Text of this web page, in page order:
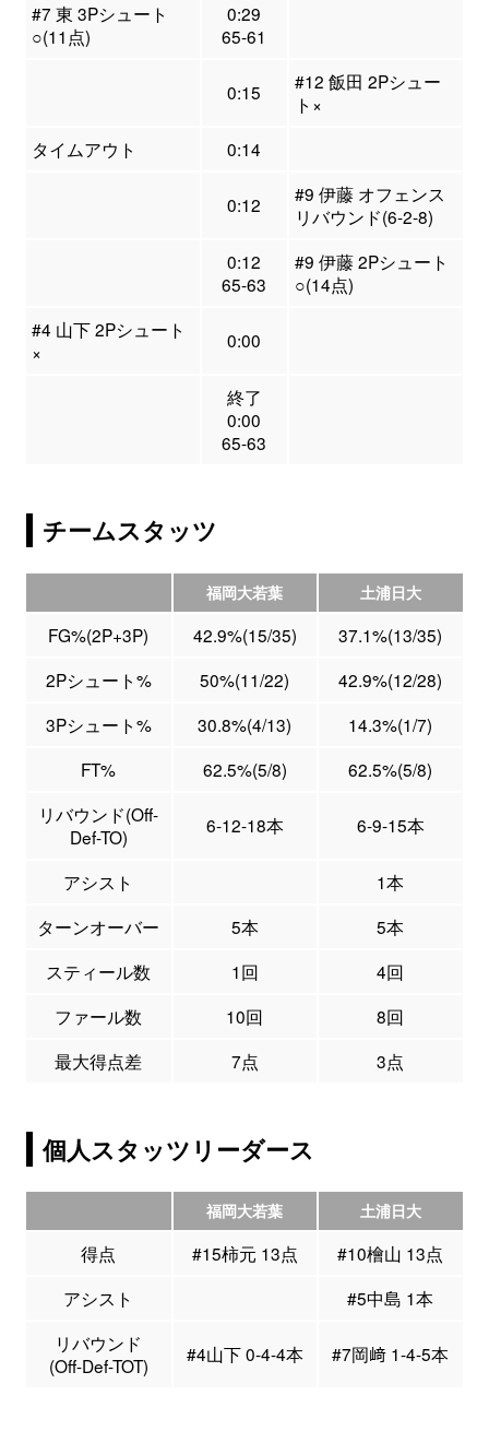
#7 東 3Pシュート
○(11点)
0:29
65-61
0:15
#12 飯田 2Pシュー
ト×
タイムアウト
0:14
0:12
#9 伊藤 オフェンス
リバウンド(6-2-8)
0:12
65-63
#9 伊藤 2Pシュート
○(14点)
#4 山下 2Pシュート
×
0:00
終了
0:00
65-63
チームスタッツ
福岡大若葉 土浦日大
FG%(2P+3P) 42.9%(15/35)
37.1%(13/35)
2Pシュート%
50%(11/22)
42.9%(12/28)
3Pシュート%
30.8%(4/13)
14.3%(1/7)
FT%
62.5%(5/8)
62.5%(5/8)
リバウンド(Off-
Def-TO)
6-12-18本 6-9-15本
アシスト
1本
ターンオーバー
5本
5本
スティール数
1回
4回
ファール数
10回
8回
最大得点差
7点 3点
個人スタッツリーダース
福岡大若葉 土浦日大
得点 #15柿元 13点
#10檜山 13点
アシスト
#5中島 1本
リバウンド
(Off-Def-TOT)
#4山下 0-4-4本 #7岡﨑 1-4-5本